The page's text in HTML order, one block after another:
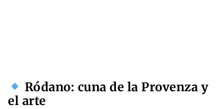
Ródano: cuna de la Provenza y
el arte